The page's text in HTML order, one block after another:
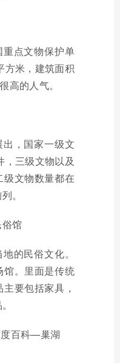
点文物保护单
方米，建筑面积
高的人气。
，国家一级文
，三级文物以及
文物数量都在
。
馆
的民俗文化。
馆。里面是传统
要包括家具，
百科—巢湖